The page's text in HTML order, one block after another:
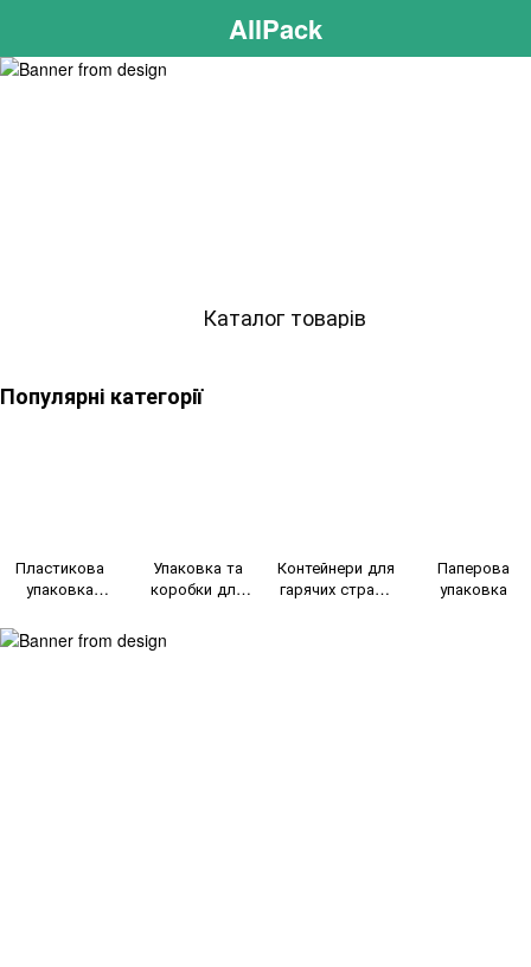
AllPack
Каталог товарів
Популярні категорії
Пластикова
упаковка
Упаковка та
коробки для
Контейнери для
гарячих страв і
Паперова
упаковка